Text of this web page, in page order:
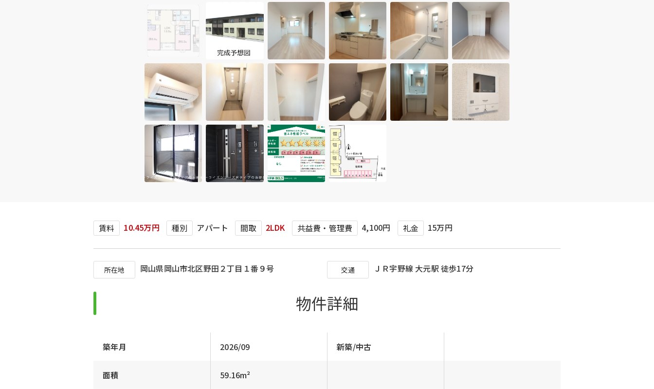
賃料 10.45万円 種別 アパート 間取 2LDK 共益費・管理費 4,100円 礼金 15万円
所在地 岡山県岡山市北区野田２丁目１番９号 交通 ＪＲ宇野線 大元駅 徒歩17分
物件詳細
築年月 2026/09 新築/中古
面積 59.16m²